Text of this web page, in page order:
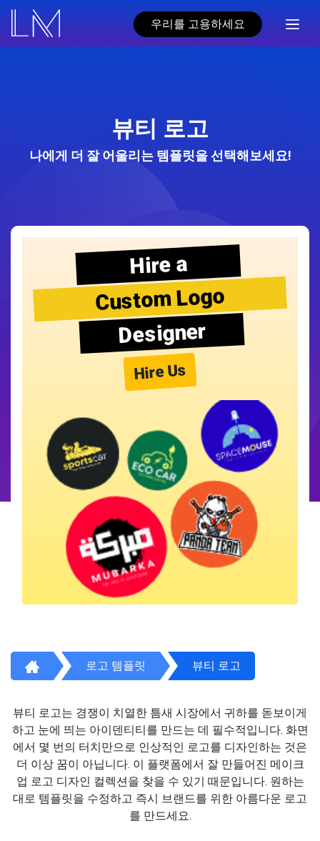
우리를 고용하세요
뷰티 로고
나에게 더 잘 어울리는 템플릿을 선택해보세요!
Hire a
Custom Logo
Designer
Hire Us
로고 템플릿 뷰티 로고
뷰티 로고는 경쟁이 치열한 틈새 시장에서 귀하를 돋보이게
하고 눈에 띄는 아이덴티티를 만드는 데 필수적입니다. 화면
에서 몇 번의 터치만으로 인상적인 로고를 디자인하는 것은
더 이상 꿈이 아닙니다. 이 플랫폼에서 잘 만들어진 메이크
업 로고 디자인 컬렉션을 찾을 수 있기 때문입니다. 원하는
대로 템플릿을 수정하고 즉시 브랜드를 위한 아름다운 로고
를 만드세요.